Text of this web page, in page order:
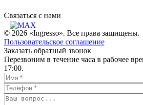
Связаться c нами
© 2026 «Ingresso». Все права защищены.
Пользовательское соглашение
Заказать обратный звонок
Перезвоним в течение часа в рабочее
17:00.